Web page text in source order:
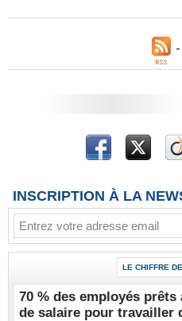
INSCRIPTION À LA
LE CHIFFRE
70 % des employés
de salaire pour travailler